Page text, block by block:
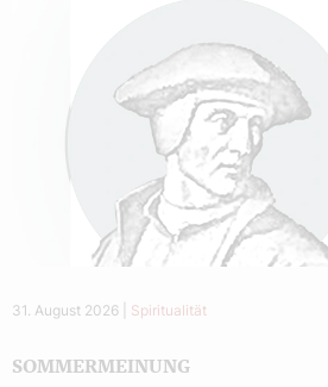
31. August 2026 Spiritualität
SOMMERMEINUNG